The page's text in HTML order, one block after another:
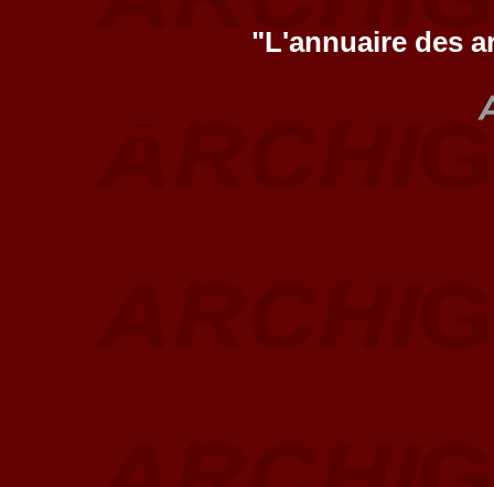
"L'annuaire des